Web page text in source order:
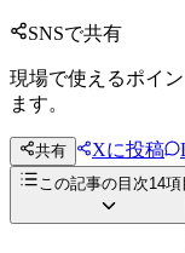
SNSで共有
現場で使えるポイ
ます。
共有 Xに投稿
この記事の目次14項